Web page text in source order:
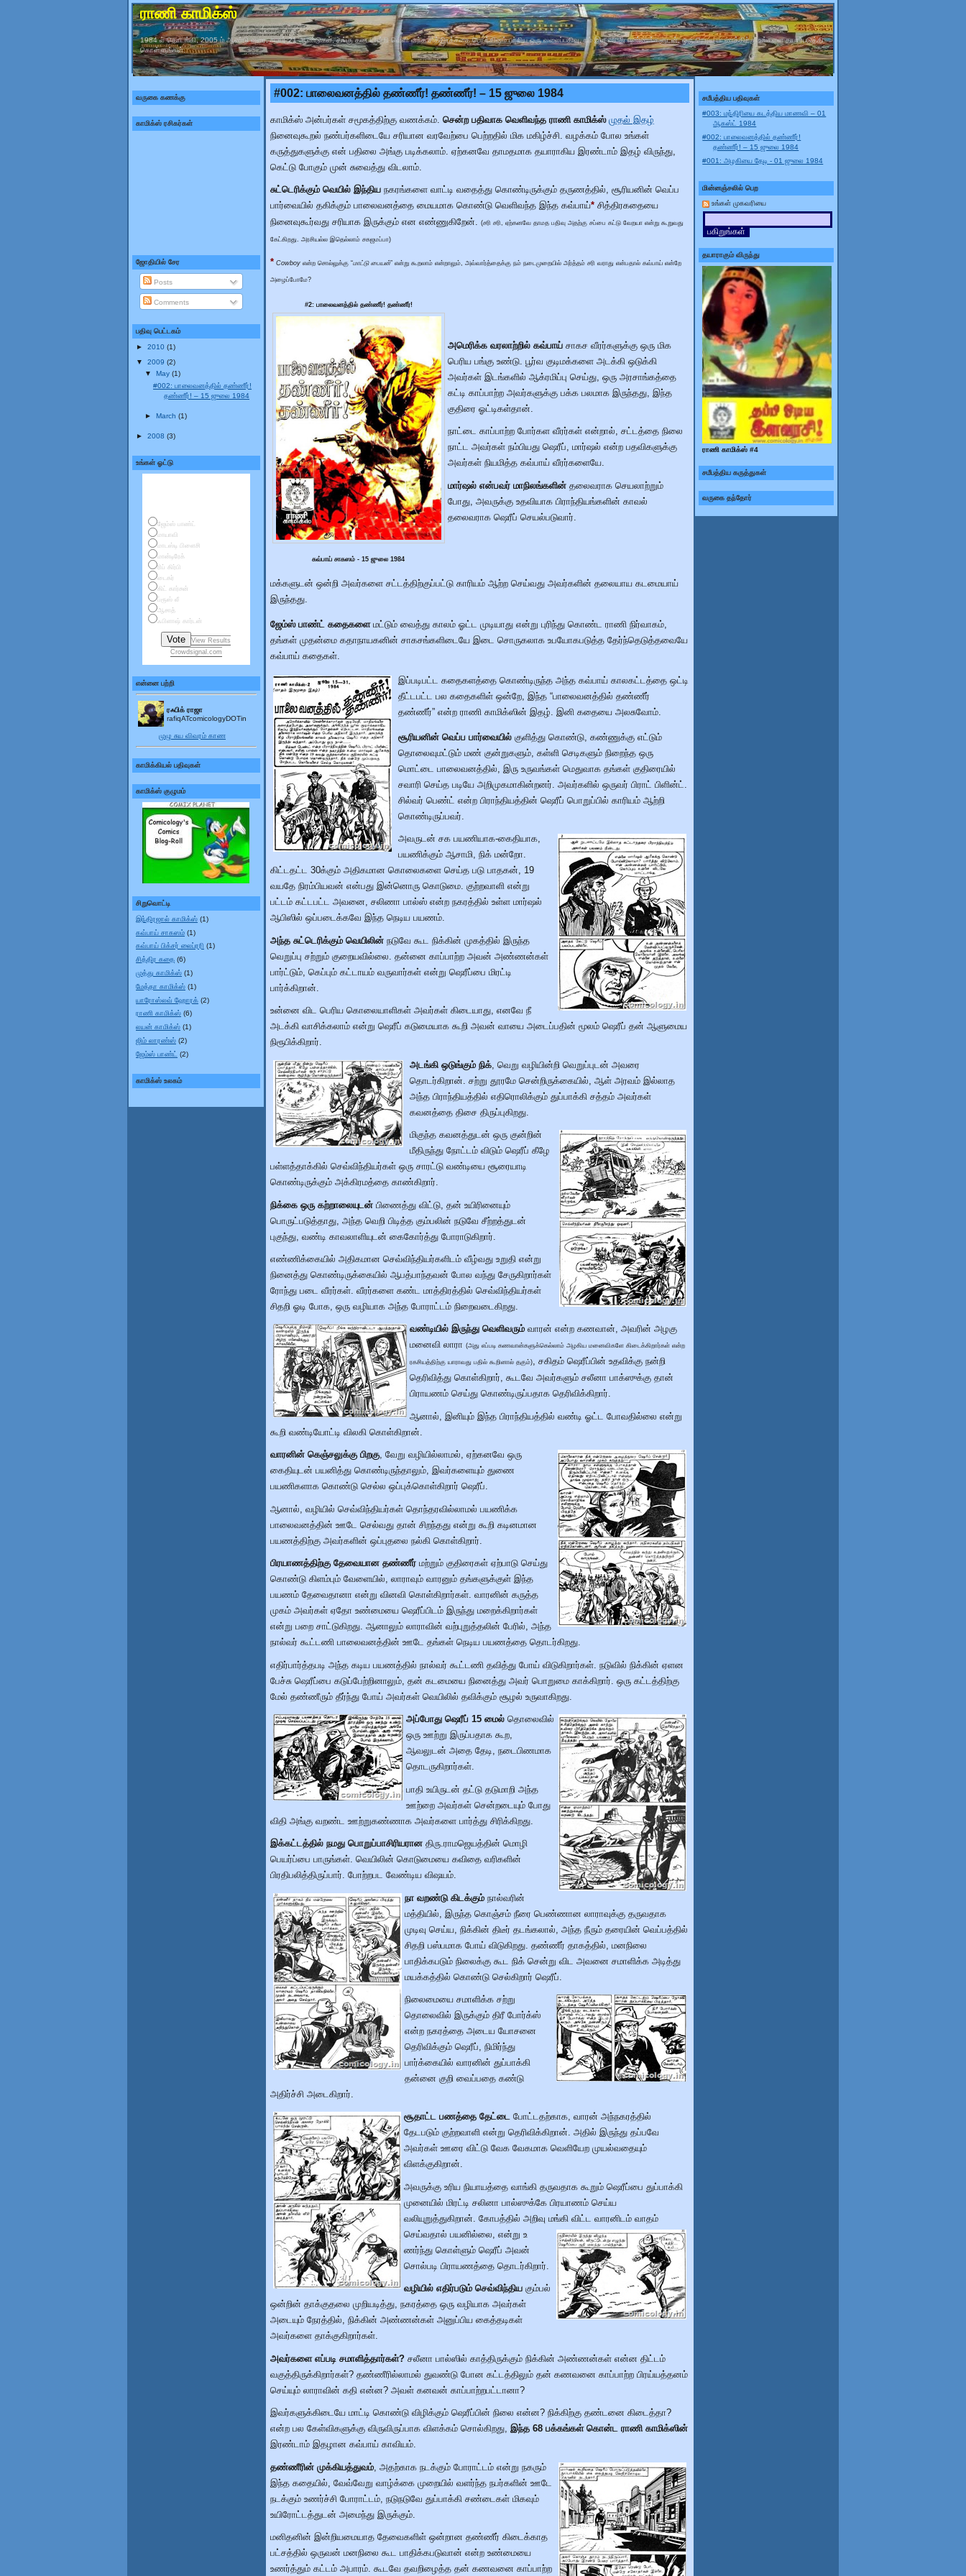
ராணி காமிக்ஸ்
1984 ல் தொடங்கி, 2005 ம் ஆண்டு வரை, சுமார் 21 ஆண்டுகள், தங்கு தடையின்றி வெளி வந்த சித்திரக்கதை பொக்கிஷம் பற்றிய ஒரு வலைப்பதிவு. நம் இள வயது எண்ணங்களுடன், ஒரு நெடிய பயணத்திற்கு உங்களை தயார்படுத்தி
கொள்ளுங்கள்.
வருகை கணக்கு
காமிக்ஸ் ரசிகர்கள்
ஜோதியில் சேர
Posts
Comments
பதிவு பெட்டகம்
► 2010 (1)
▼ 2009 (2)
▼ May (1)
#002: பாலைவனத்தில் தண்ணீர்!
தண்ணீர்! – 15 ஜுலை 1984
► March (1)
► 2008 (3)
உங்கள் ஓட்டு
ஜேம்ஸ் பாண்ட்
மாயாவி
மாடஸ்டி பிளைசி
மான்டிரேக்
ரிப் கிர்பி
டைகர்
கிட் கார்சன்
ப்ரூஸ் லீ
ஆசாத்
ஃபிளாஷ் கார்டன்
Vote
View Results
Crowdsignal.com
என்னை பற்றி
ரஃபிக் ராஜா
rafiqATcomicologyDOTin
முழு சுய விவரம் காண
காமிக்கியல் பதிவுகள்
காமிக்ஸ் குழுமம்
சிறுவொட்டி
இந்திரஜால் காமிக்ஸ் (1)
கவ்பாய் சாகஸம் (1)
கவ்பாய் பிக்சர் லைப்ரரி (1)
சித்திர கதை (6)
முத்து காமிக்ஸ் (1)
மேத்தா காமிக்ஸ் (1)
யாரோஸ்லவ் ஹோரக் (2)
ராணி காமிக்ஸ் (6)
லயன் காமிக்ஸ் (1)
ஜிம் லாரண்ஸ் (2)
ஜேம்ஸ் பாண்ட் (2)
காமிக்ஸ் உலகம்
#002: பாலைவனத்தில் தண்ணீர்! தண்ணீர்! – 15 ஜுலை 1984
காமிக்ஸ் அன்பர்கள் சமூகத்திற்கு வணக்கம். சென்ற பதிவாக வெளிவந்த ராணி காமிக்ஸ் முதல் இதழ்
நினைவுகூறல் நண்பர்களிடையே சரியான வரவேற்பை பெற்றதில் மிக மகிழ்ச்சி. வழக்கம் போல உங்கள்
கருத்துகளுக்கு என் பதிலை அங்கு படிக்கலாம். ஏற்கனவே தாமதமாக தயாராகிய இரண்டாம் இதழ் விருந்து,
கெட்டு போகும் முன் சுவைத்து விடலாம்.
சுட்டெரிக்கும் வெயில் இந்தியநகரங்களை வாட்டி வதைத்து கொண்டிருக்கும் தருணத்தில், சூரியனின் வெப்ப
பார்வையில் தகிக்கும் பாலைவனத்தை மையமாக கொண்டு வெளிவந்த இந்த கவ்பாய்*சித்திரகதையை
நினைவுகூர்வது சரியாக இருக்கும் என எண்ணுகிறேன். (சரி சரி, ஏற்கனவே தாமத பதிவு அதற்கு சப்பை கட்டு வேறயா என்று கூறுவது
கேட்கிறது. அரசியல்ல இதெல்லாம் சகஜமப்பா)
* Cowboyஎன்ற சொல்லுக்கு “மாட்டு பையன்” என்று கூறலாம் என்றாலும், அவ்வார்த்தைக்கு நம் நடைமுறையில் அர்த்தம் சரி வராது என்பதால் கவ்பாய் என்றே
அழைப்போமே?
#2: பாலைவனத்தில் தண்ணீர்! தண்ணீர்!
கவ்பாய் சாகஸம் - 15 ஜுலை 1984
அமெரிக்க வரலாற்றில் கவ்பாய்சாகச வீரர்களுக்கு ஒரு மிக
பெரிய பங்கு உண்டு. பூர்வ குடிமக்களை அடக்கி ஒடுக்கி
அவர்கள் இடங்களில் ஆக்ரமிப்பு செய்து, ஒரு அரசாங்கத்தை
கட்டி காப்பாற்ற அவர்களுக்கு பக்க பலமாக இருந்தது, இந்த
குதிரை ஓட்டிகள்தான்.
நாட்டை காப்பாற்ற போர்கள வீரர்கள் என்றால், சட்டத்தை நிலை
நாட்ட அவர்கள் நம்பியது ஷெரீப், மார்ஷல் என்ற பதவிகளுக்கு
அவர்கள் நியமித்த கவ்பாய் வீரர்களையே.
மார்ஷல் என்பவர் மாநிலங்களின்தலைவராக செயலாற்றும்
போது, அவருக்கு உதவியாக பிராந்தியங்களின் காவல்
தலைவராக ஷெரீப் செயல்படுவார்.
மக்களுடன் ஒன்றி அவர்களை சட்டத்திற்குப்பட்டு காரியம் ஆற்ற செய்வது அவர்களின் தலையாய கடமையாய்
இருந்தது.
ஜேம்ஸ் பாண்ட் கதைகளைமட்டும் வைத்து காலம் ஓட்ட முடியாது என்று புரிந்து கொண்ட ராணி நிர்வாகம்,
தங்கள் முதன்மை கதாநாயகனின் சாகசங்களிடையே இடை சொருகலாக உபயோகபடுத்த தேர்ந்தெடுத்தவையே
கவ்பாய் கதைகள்.
இப்படிபட்ட கதைகளத்தை கொண்டிருந்த அந்த கவ்பாய் காலகட்டத்தை ஒட்டி
தீட்டபட்ட பல கதைகளிள் ஒன்றே, இந்த “பாலைவனத்தில் தண்ணீர்
தண்ணீர்” என்ற ராணி காமிக்ஸின் இதழ். இனி கதையை அலசுவோம்.
சூரியனின் வெப்ப பார்வையில்குளித்து கொண்டு, கண்ணுக்கு எட்டும்
தொலைவுமட்டும் மண் குன்றுகளும், கள்ளி செடிகளும் நிறைந்த ஒரு
மொட்டை பாலைவனத்தில், இரு உருவங்கள் மெதுவாக தங்கள் குதிரையில்
சவாரி செய்த படியே அறிமுகமாகின்றனர். அவர்களில் ஒருவர் பிராட் பிளின்ட்.
சில்வர் பெண்ட் என்ற பிராந்தியத்தின் ஷெரீப் பொறுப்பில் காரியம் ஆற்றி
கொண்டிருப்பவர்.
அவருடன் சக பயணியாக-கைதியாக,
பயணிக்கும் ஆசாமி, நிக் மன்றோ.
கிட்டதட்ட 30க்கும் அதிகமான கொலைகளை செய்த படு பாதகன், 19
வயதே நிரம்பியவன் என்பது இன்னொரு கொடுமை. குற்றவாளி என்று
பட்டம் கட்டபட்ட அவனை, சலிணா பால்ஸ் என்ற நகரத்தில் உள்ள மார்ஷல்
ஆபிஸில் ஒப்படைக்கவே இந்த நெடிய பயணம்.
அந்த சுட்டெரிக்கும் வெயிலின்நடுவே கூட நிக்கின் முகத்தில் இருந்த
வெறுப்பு சற்றும் குறையவில்லை. தன்னை காப்பாற்ற அவன் அண்ணன்கள்
பார்ட்டும், கெப்பும் கட்டாயம் வருவார்கள் என்று ஷெரீப்பை மிரட்டி
பார்க்கிறான்.
உன்னை விட பெரிய கொலையாளிகள் அவர்கள் கிடையாது, எனவே நீ
அடக்கி வாசிக்கலாம் என்று ஷெரீப் கடுமையாக கூறி அவன் வாயை அடைப்பதின் மூலம் ஷெரீப் தன் ஆளுமைய
நிரூபிக்கிறார்.
அடங்கி ஒடுங்கும் நிக், வெறு வழியின்றி வெறுப்புடன் அவரை
தொடர்கிறான். சற்று தூரமே சென்றிருக்கையில், ஆள் அரவம் இல்லாத
அந்த பிராந்தியத்தில் எதிரொலிக்கும் துப்பாக்கி சத்தம் அவர்கள்
கவனத்தை திசை திருப்புகிறது.
மிகுந்த கவனத்துடன் ஒரு குன்றின்
மீதிருந்து நோட்டம் விடும் ஷெரீப் கீழே
பள்ளத்தாக்கில் செவ்விந்தியர்கள் ஒரு சாரட்டு வண்டியை சூரையாடி
கொண்டிருக்கும் அக்கிரமத்தை காண்கிறார்.
நிக்கை ஒரு கற்றாலையுடன்பிணைத்து விட்டு, தன் உயிரினையும்
பொருட்படுத்தாது, அந்த வெறி பிடித்த கும்பலின் நடுவே சீற்றத்துடன்
புகுந்து, வண்டி காவலாளியுடன் கைகோர்த்து போராடுகிறார்.
எண்ணிக்கையில் அதிகமான செவ்விந்தியர்களிடம் வீழ்வது உறுதி என்று
நினைத்து கொண்டிருக்கையில் ஆபத்பாந்தவன் போல வந்து சேருகிறார்கள்
ரோந்து படை வீரர்கள். வீரர்களை கண்ட மாத்திரத்தில் செவ்விந்தியர்கள்
சிதறி ஓடி போக, ஒரு வழியாக அந்த போராட்டம் நிறைவடைகிறது.
வண்டியில் இருந்து வெளிவரும்வாரன் என்ற கணவான், அவரின் அழகு
மனைவி லாரா (அது எப்படி கணவான்களுக்கெல்லாம் அழகிய மனைவிகளே கிடைக்கிறார்கள் என்ற
ரகசியத்திற்கு யாராவது பதில் கூறினால் தகும்), சகிதம் ஷெரீப்பின் உதவிக்கு நன்றி
தெரிவித்து கொள்கிறார், கூடவே அவர்களும் சலீனா பாக்ஸுக்கு தான்
பிராயணம் செய்து கொண்டிருப்பதாக தெரிவிக்கிறார்.
ஆனால், இனியும் இந்த பிராந்தியத்தில் வண்டி ஓட்ட போவதில்லை என்று
கூறி வண்டியோட்டி விலகி கொள்கிறான்.
வாரனின் கெஞ்சலுக்கு பிறகு, வேறு வழியில்லாமல், ஏற்கனவே ஒரு
கைதியுடன் பயனித்து கொண்டிருந்தாலும், இவர்களையும் துணை
பயணிகளாக கொண்டு செல்ல ஒப்புக்கொள்கிறார் ஷெரீப்.
ஆனால், வழியில் செவ்விந்தியர்கள் தொந்தரவில்லாமல் பயணிக்க
பாலைவனத்தின் ஊடே செல்வது தான் சிறந்தது என்று கூறி கடினமான
பயணத்திற்கு அவர்களின் ஒப்புதலை நல்கி கொள்கிறார்.
பிரயாணத்திற்கு தேவையான தண்ணீர்மற்றும் குதிரைகள் ஏற்பாடு செய்து
கொண்டு கிளம்பும் வேளையில், லாராவும் வாரனும் தங்களுக்குள் இந்த
பயணம் தேவைதானா என்று வினவி கொள்கிறார்கள். வாரனின் கருத்த
முகம் அவர்கள் ஏதோ உண்மையை ஷெரீப்பிடம் இருந்து மறைக்கிறார்கள்
என்று பறை சாட்டுகிறது. ஆனாலும் லாராவின் வற்புறுத்தலின் பேரில், அந்த
நால்வர் கூட்டணி பாலைவனத்தின் ஊடே தங்கள் நெடிய பயணத்தை தொடர்கிறது.
எதிர்பார்த்தபடி அந்த கடிய பயணத்தில் நால்வர் கூட்டணி தவித்து போய் விடுகிறார்கள். நடுவில் நிக்கின் ஏளன
பேச்சு ஷெரீப்பை கடுப்பேற்றினாலும், தன் கடமையை நினைத்து அவர் பொறுமை காக்கிறார். ஒரு கட்டத்திற்கு
மேல் தண்ணீரும் தீர்ந்து போய் அவர்கள் வெயிலில் தவிக்கும் சூழல் உருவாகிறது.
அப்போது ஷெரீப் 15 மைல்தொலைவில்
ஒரு ஊற்று இருப்பதாக கூற,
ஆவலுடன் அதை தேடி, நடைபிணமாக
தொடருகிறார்கள்.
பாதி உயிருடன் தட்டு தடுமாறி அந்த
ஊற்றை அவர்கள் சென்றடையும் போது
விதி அங்கு வறண்ட ஊற்றுகண்ணாக அவர்களை பார்த்து சிரிக்கிறது.
இக்கட்டத்தில் நமது பொறுப்பாசிரியரானதிரு.ராமஜெயத்தின் மொழி
பெயர்ப்பை பாருங்கள். வெயிலின் கொடுமையை கவிதை வரிகளின்
பிரதிபலித்திருப்பார். போற்றபட வேண்டிய விஷயம்.
நா வறண்டு கிடக்கும் நால்வரின்
மத்தியில், இருந்த கொஞ்சம் நீரை பெண்ணான லாராவுக்கு தருவதாக
முடிவு செய்ய, நிக்கின் திடீர் தடங்கலால், அந்த நீரும் தரையின் வெப்பத்தில்
சிதறி பஸ்பமாக போய் விடுகிறது. தண்ணீர் தாகத்தில், மனநிலை
பாதிக்கபடும் நிலைக்கு கூட நிக் சென்று விட அவனை சமாளிக்க அடித்து
மயக்கத்தில் கொண்டு செல்கிறார் ஷெரீப்.
நிலைமையை சமாளிக்க சற்று
தொலைவில் இருக்கும் திரீ போர்க்ஸ்
என்ற நகரத்தை அடைய யோசனை
தெரிவிக்கும் ஷெரீப், நிமிர்ந்து
பார்க்கையில் வாரனின் துப்பாக்கி
தன்னை குறி வைப்பதை கண்டு
அதிர்ச்சி அடைகிறார்.
சூதாட்ட பணத்தை தேட்டைபோட்டதற்காக, வாரன் அந்நகரத்தில்
தேடபடும் குற்றவாளி என்று தெரிவிக்கிறான். அதில் இருந்து தப்பவே
அவர்கள் ஊரை விட்டு வேக வேகமாக வெளியேற முயல்வதையும்
விளக்குகிறான்.
அவருக்கு உரிய நியாயத்தை வாங்கி தருவதாக கூறும் ஷெரீப்பை துப்பாக்கி
முனையில் மிரட்டி சலினா பால்ஸுக்கே பிரயாணம் செய்ய
வலியுறுத்துகிறான். கோபத்தில் அறிவு மங்கி விட்ட வாரனிடம் வாதம்
செய்வதால் பயனில்லை, என்று உ
ணர்ந்து கொள்ளும் ஷெரீப் அவன்
சொல்படி பிராயணத்தை தொடர்கிறார்.
வழியில் எதிர்படும் செவ்விந்தியகும்பல்
ஒன்றின் தாக்குதலை முறியடித்து, நகரத்தை ஒரு வழியாக அவர்கள்
அடையும் நேரத்தில், நிக்கின் அண்ணன்கள் அனுப்பிய கைத்தடிகள்
அவர்களை தாக்குகிறார்கள்.
அவர்களை எப்படி சமாளித்தார்கள்?சலீனா பால்ஸில் காத்திருக்கும் நிக்கின் அண்ணன்கள் என்ன திட்டம்
வகுத்திருக்கிறார்கள்? தண்ணீரில்லாமல் துவண்டு போன கட்டத்திலும் தன் கணவனை காப்பாற்ற பிரய்யத்தனம்
செய்யும் லாராவின் கதி என்ன? அவள் கனவன் காப்பாற்றபட்டானா?
இவர்களுக்கிடையே மாட்டி கொண்டு விழிக்கும் ஷெரீப்பின் நிலை என்ன? நிக்கிற்கு தண்டனை கிடைத்தா?
என்ற பல கேள்விகளுக்கு விருவிருப்பாக விளக்கம் சொல்கிறது, இந்த 68 பக்கங்கள் கொன்ட ராணி காமிக்ஸின்
இரண்டாம் இதழான கவ்பாய் காவியம்.
தண்ணீரின் முக்கியத்துவம், அதற்காக நடக்கும் போராட்டம் என்று நகரும்
இந்த கதையில், வேவ்வேறு வாழ்க்கை முறையில் வளர்ந்த நபர்களின் ஊடே
நடக்கும் உணர்ச்சி போராட்டம், நடுநடுவே துப்பாக்கி சண்டைகள் மிகவும்
உயிரோட்டத்துடன் அமைந்து இருக்கும்.
மனிதனின் இன்றியமையாத தேவைகளிள் ஒன்றான தண்ணீர் கிடைக்காத
பட்சத்தில் ஒருவன் மனநிலை கூட பாதிக்கபடுவான் என்ற உண்மையை
உணர்த்தும் கட்டம் அபாரம். கூடவே தவறிழைத்த தன் கணவனை காப்பாற்ற
சமீபத்திய பதிவுகள்
#003: மந்திரியை கடத்திய மாணவி – 01
ஆகஸ்ட் 1984
#002: பாலைவனத்தில் தண்ணீர்!
தண்ணீர்! – 15 ஜுலை 1984
#001: அழகியை தேடி - 01 ஜுலை 1984
மின்னஞ்சலில் பெற
உங்கள் முகவரியை
தயாராகும் விருந்து
ராணி காமிக்ஸ் #4
சமீபத்திய கருத்துகள்
வருகை தந்தோர்